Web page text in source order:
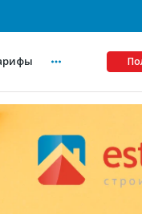
Платные